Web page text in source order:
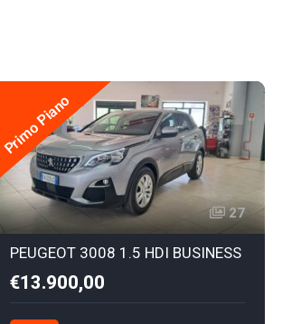
Primo Piano
27
PEUGEOT 3008 1.5 HDI BUSINESS
€13.900,00